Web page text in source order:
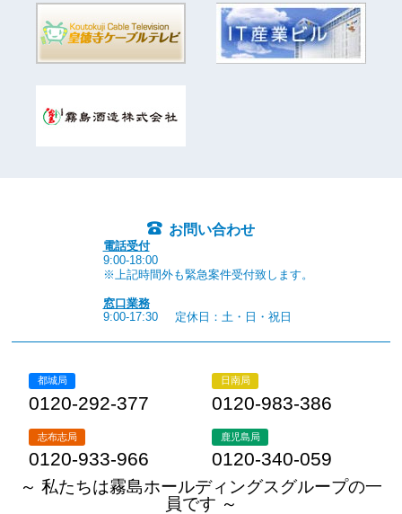
お問い合わせ
電話受付
9:00-18:00
※上記時間外も緊急案件受付致します。
窓口業務
9:00-17:30
定休日：土・日・祝日
都城局
0120-292-377
日南局
0120-983-386
志布志局
0120-933-966
鹿児島局
0120-340-059
～ 私たちは霧島ホールディングスグループの一
員です ～